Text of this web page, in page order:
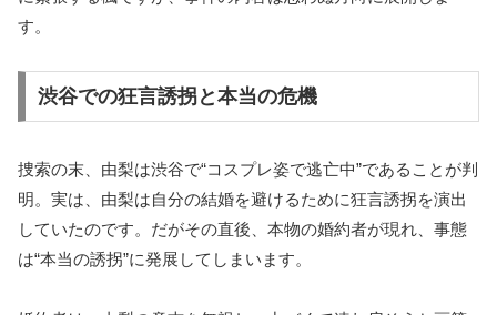
す。
渋谷での狂言誘拐と本当の危機
捜索の末、由梨は渋谷で“コスプレ姿で逃亡中”であることが判
明。実は、由梨は自分の結婚を避けるために狂言誘拐を演出
していたのです。だがその直後、本物の婚約者が現れ、事態
は“本当の誘拐”に発展してしまいます。